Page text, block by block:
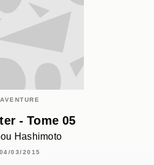
AVENTURE
- Tome 05
Hashimoto
04/03/2015